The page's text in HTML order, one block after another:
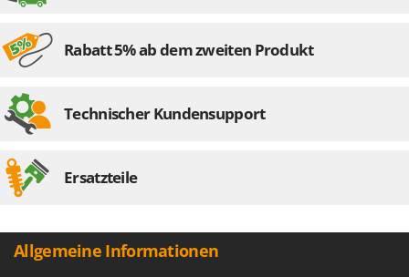
MTD
N
Nilfisk
Novatec
NuAir
NuovaFac
Rabatt 5% ab dem zweiten Produkt
Technischer Kundensupport
Ersatzteile
Allgemeine Informationen